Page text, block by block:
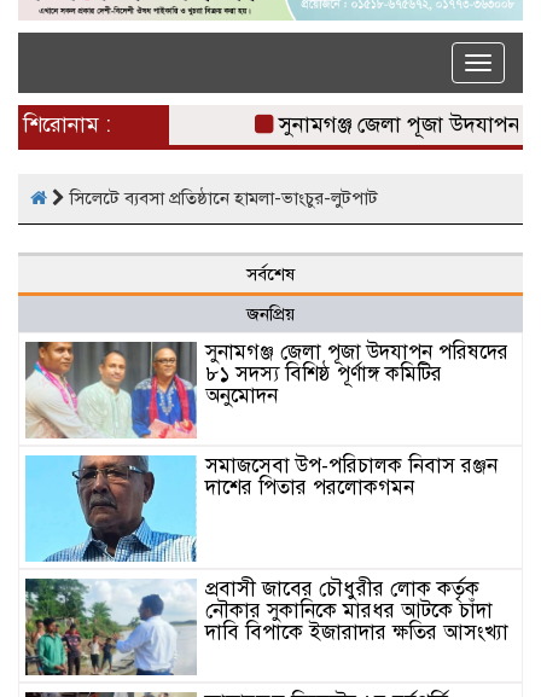
Toggle
শিরোনাম : সুনামগঞ্জ জেলা পূজা উদযাপন
সিলেটে ব্যবসা প্রতিষ্ঠানে হামলা-ভাংচুর-লুটপাট
সর্বশেষ
জনপ্রিয়
সুনামগঞ্জ জেলা পূজা উদযাপন পরিষদের
৮১ সদস্য বিশিষ্ঠ পূর্ণাঙ্গ কমিটির
অনুমোদন
সমাজসেবা উপ-পরিচালক নিবাস রঞ্জন
দাশের পিতার পরলোকগমন
প্রবাসী জাবের চৌধুরীর লোক কর্তৃক
নৌকার সুকানিকে মারধর আটকে চাঁদা
দাবি বিপাকে ইজারাদার ক্ষতির আসংখ্যা